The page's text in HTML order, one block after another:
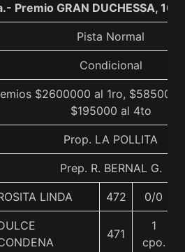
Premio GRAN DUCHESSA,
Pista Normal
Condicional
$2600000 al 1ro, $585000
$195000 al 4to
Prop. LA POLLITA
Prep. R. BERNAL G.
LINDA 472 0/0
471
1
cpo.